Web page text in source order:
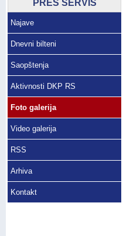
PRES SERVIS
Najave
Dnevni bilteni
Saopštenja
Aktivnosti DKP RS
Foto galerija
Video galerija
RSS
Arhiva
Kontakt